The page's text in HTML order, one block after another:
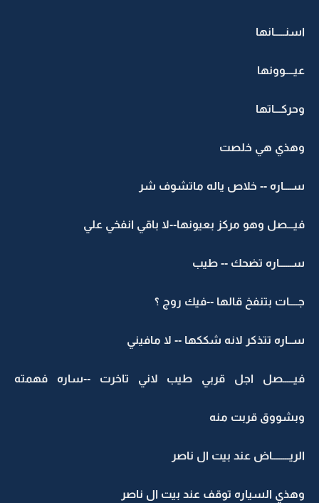
اسنـــــانها
عيــــوونها
وحركـــاتها
وهذي هي خلصت
ســــاره -- خلاص ياله ماتشوف شر
فيـــصل وهو مركز بعيونها--لا باقي انفخي علي
ســــــاره تضحك -- طيب
جــــات بتنفخ قالها --فيك روج ؟
ســاره تتذكر لانه شككها -- لا مافيني
فيـــــصل اجل قربي طيب لاني تاخرت --ساره فهمته
وبشووق قربت منه
الريــــــــاض عند بيت ال ناصر
وهذي السياره توقف عند بيت ال ناصر